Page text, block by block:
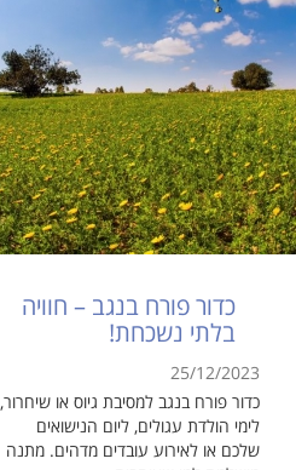
כדור פורח בנגב – חוויה
בלתי נשכחת!
25/12/2023
כדור פורח בנגב למסיבת גיוס או שיחרור,
לימי הולדת עגולים, ליום הנישואים
שלכם או לאירוע עובדים מדהים. מתנה